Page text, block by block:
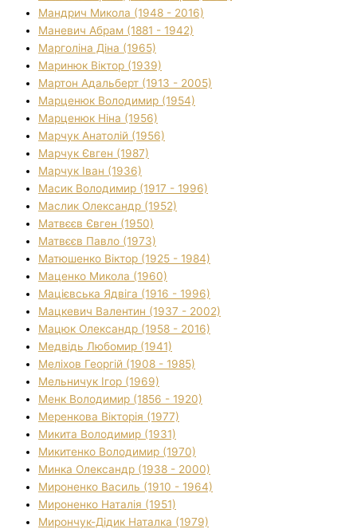
Мандрич Микола (1948 - 2016)
Маневич Абрам (1881 - 1942)
Марголіна Діна (1965)
Маринюк Віктор (1939)
Мартон Адальберт (1913 - 2005)
Марценюк Володимир (1954)
Марценюк Ніна (1956)
Марчук Анатолій (1956)
Марчук Євген (1987)
Марчук Іван (1936)
Масик Володимир (1917 - 1996)
Маслик Олександр (1952)
Матвєєв Євген (1950)
Матвєєв Павло (1973)
Матюшенко Віктор (1925 - 1984)
Маценко Микола (1960)
Мацієвська Ядвіга (1916 - 1996)
Мацкевич Валентин (1937 - 2002)
Мацюк Олександр (1958 - 2016)
Медвідь Любомир (1941)
Меліхов Георгій (1908 - 1985)
Мельничук Ігор (1969)
Менк Володимир (1856 - 1920)
Меренкова Вікторія (1977)
Микита Володимир (1931)
Микитенко Володимир (1970)
Минка Олександр (1938 - 2000)
Мироненко Василь (1910 - 1964)
Мироненко Наталія (1951)
Мирончук-Дідик Наталка (1979)